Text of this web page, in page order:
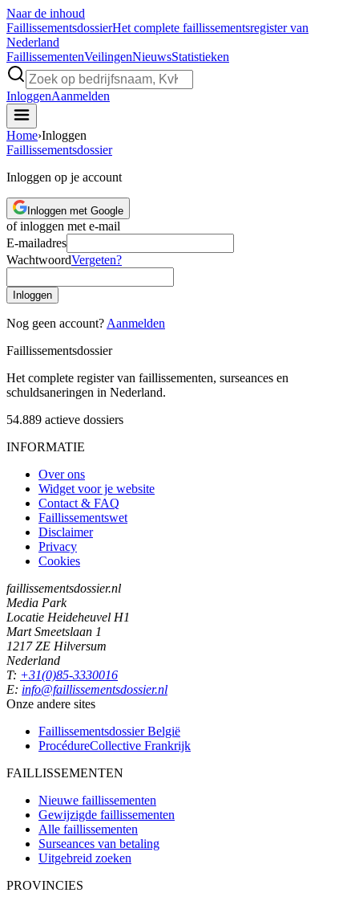
Naar de inhoud
FaillissementsdossierHet complete faillissementsregister van
Nederland
FaillissementenVeilingenNieuwsStatistieken
InloggenAanmelden
Home›Inloggen
Faillissementsdossier
Inloggen op je account
Inloggen met Google
of inloggen met e-mail
E-mailadres
WachtwoordVergeten?
Inloggen
Nog geen account? Aanmelden
Faillissementsdossier
Het complete register van faillissementen, surseances en
schuldsaneringen in Nederland.
54.889 actieve dossiers
INFORMATIE
Over ons
Widget voor je website
Contact & FAQ
Faillissementswet
Disclaimer
Privacy
Cookies
faillissementsdossier.nl
Media Park
Locatie Heideheuvel H1
Mart Smeetslaan 1
1217 ZE Hilversum
Nederland
T: +31(0)85-3330016
E: info@faillissementsdossier.nl
Onze andere sites
Faillissementsdossier België
ProcédureCollective Frankrijk
FAILLISSEMENTEN
Nieuwe faillissementen
Gewijzigde faillissementen
Alle faillissementen
Surseances van betaling
Uitgebreid zoeken
PROVINCIES